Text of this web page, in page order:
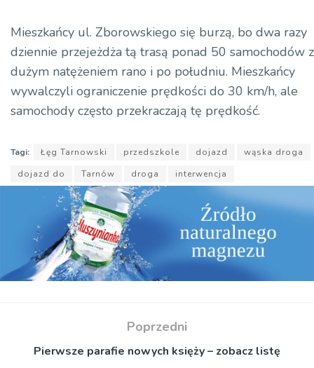
Mieszkańcy ul. Zborowskiego się burzą, bo dwa razy
dziennie przejeżdża tą trasą ponad 50 samochodów z
dużym natężeniem rano i po południu. Mieszkańcy
wywalczyli ograniczenie prędkości do 30 km/h, ale
samochody często przekraczają tę prędkość.
Tagi: Łęg Tarnowski przedszkole dojazd
wąska droga
dojazd do
Tarnów droga interwencja
Poprzedni
Pierwsze parafie nowych księży – zobacz listę